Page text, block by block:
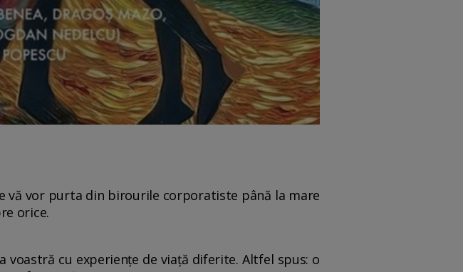
vă vor purta din birourile corporatiste până la mare
orice.
voastră cu experiențe de viață diferite. Altfel spus: o